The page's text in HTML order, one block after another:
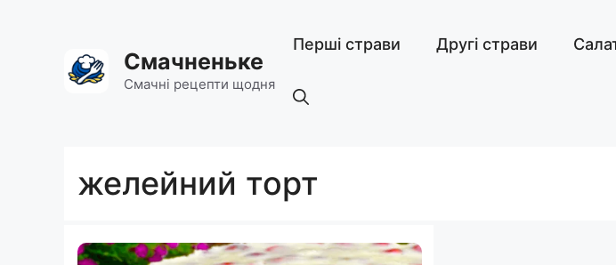
Смачненьке
Смачні рецепти щодня
Перші страви Другі страви
желейний торт